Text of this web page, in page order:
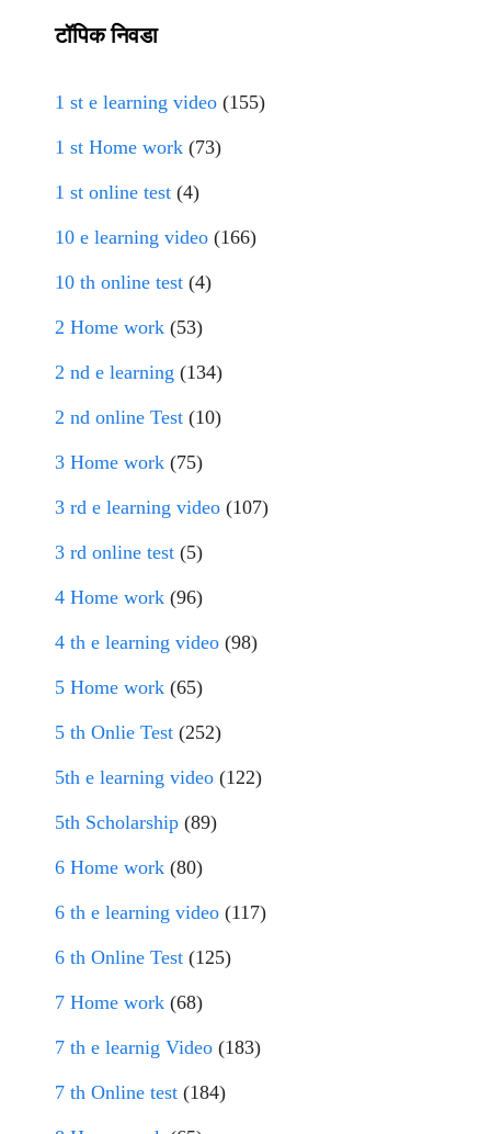
टॉपिक निवडा
1 st e learning video (155)
1 st Home work (73)
1 st online test (4)
10 e learning video (166)
10 th online test (4)
2 Home work (53)
2 nd e learning (134)
2 nd online Test (10)
3 Home work (75)
3 rd e learning video (107)
3 rd online test (5)
4 Home work (96)
4 th e learning video (98)
5 Home work (65)
5 th Onlie Test (252)
5th e learning video (122)
5th Scholarship (89)
6 Home work (80)
6 th e learning video (117)
6 th Online Test (125)
7 Home work (68)
7 th e learnig Video (183)
7 th Online test (184)